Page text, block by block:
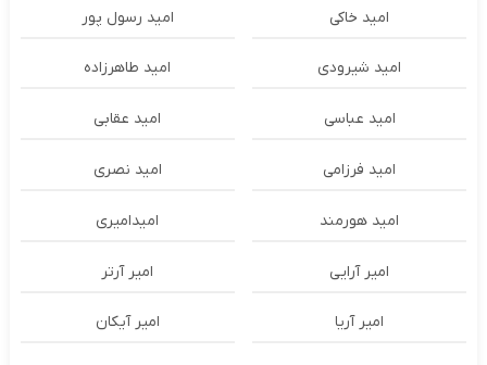
امید خاکی امید رسول پور
امید شیرودی امید طاهرزاده
امید عباسی امید عقابی
امید فرزامی امید نصری
امید هورمند امیدامیری
امیر آرایی امیر آرتر
امیر آریا امیر آیکان